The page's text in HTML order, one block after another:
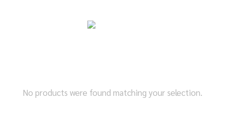
No products were found matching your selection.